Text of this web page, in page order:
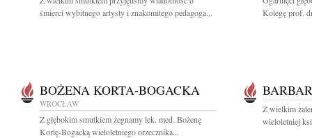
śmierci wybitnego artysty i znakomitego pedagoga...
Kolegę prof.
BOŻENA KORTA-BOGACKA
WROCŁAW
Z głębokim smutkiem żegnamy lek. med. Bożenę
Kortę-Bogacką wieloletniego orzecznika...
Z wielkim
wieloletniej